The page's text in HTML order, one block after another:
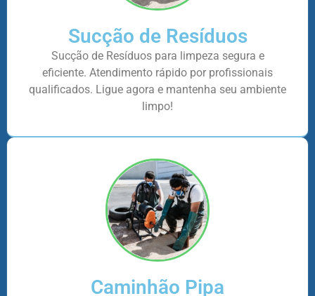
Sucção de Resíduos
Sucção de Resíduos para limpeza segura e
eficiente. Atendimento rápido por profissionais
qualificados. Ligue agora e mantenha seu ambiente
limpo!
Caminhão Pipa